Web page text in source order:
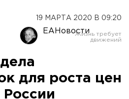
19 МАРТА 2020 В 09:20
ЕАНовости
для роста цен
России